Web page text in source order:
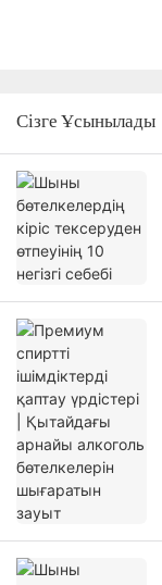
Сізге Ұсынылады